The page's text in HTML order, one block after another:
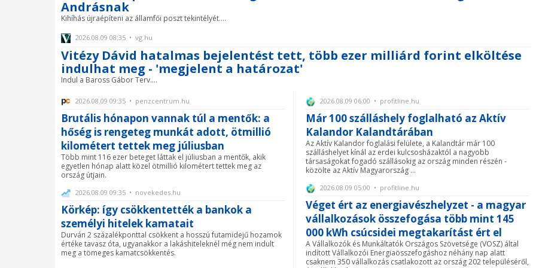
Andrásnak
Kihíhás újraépíteni az államfői poszt tekintélyét....
2026.08.09 08:35 • vg.hu
Vitézy Dávid hatalmas bejelentést tett, több ezer milliárd forint elköltése
indulhat meg - 'megjelent a határozat'
Indul a Baross Gábor Terv....
2026.08.09 09:35 • penzcentrum.hu
Brutális hónapon vannak túl a mentők: a
hőség is rengeteg munkát adott, ötmillió
kilométert tettek meg júliusban
Több mint 116 ezer beteget láttak el júliusban a mentők, akik
egyetlen hónap alatt közel ötmillió kilométert tettek meg az
ország útjain.
2026.08.09 09:35 • novekedes.hu
Körkép: így csökkentették a bankok a
személyi hitelek kamatait
Durván 2 százalékponttal csökkent a hosszú futamidejű hozamok
értéke tavasz óta, ugyanakkor a lakáshiteleknél még nem indult
meg a tömeges kamatcsökkentés.
2026.08.09 06:00 • profitline.hu
Már 100 szálláshely foglalható az Aktív
Kalandor Kalandtárában
Az Aktív Kalandor foglalási felülete, a Kalandtár már 100
szálláshelyet kínál az erdei kulcsosházaktól a nagyobb
társaságokat fogadó szállásokig az ország minden részén -
közölte az Aktív Magyarország ...
2026.08.09 05:00 • profitline.hu
Véget ért az energiavészhelyzet - a magyar
vállalkozások összefogása több mint 145
000 kWh csúcsidei megtakarítást ért el
A Vállalkozók és Munkáltatók Országos Szövetsége (VOSZ) által
indított Vállalkozói Energiaösszefogáshoz néhány nap alatt
csaknem 350 vállalkozás csatlakozott az ország 202 településéről,